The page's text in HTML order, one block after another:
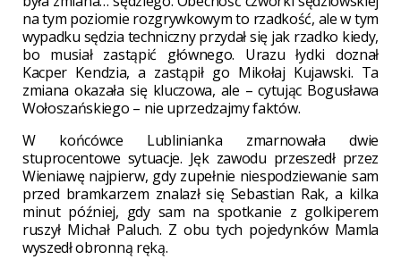
na tym poziomie rozgrywkowym to rzadkość, ale w tym
wypadku sędzia techniczny przydał się jak rzadko kiedy,
bo musiał zastąpić głównego. Urazu łydki doznał
Kacper Kendzia, a zastąpił go Mikołaj Kujawski. Ta
zmiana okazała się kluczowa, ale – cytując Bogusława
Wołoszańskiego – nie uprzedzajmy faktów.
W końcówce Lublinianka zmarnowała dwie
stuprocentowe sytuacje. Jęk zawodu przeszedł przez
Wieniawę najpierw, gdy zupełnie niespodziewanie sam
przed bramkarzem znalazł się Sebastian Rak, a kilka
minut później, gdy sam na spotkanie z golkiperem
ruszył Michał Paluch. Z obu tych pojedynków Mamla
wyszedł obronną ręką.